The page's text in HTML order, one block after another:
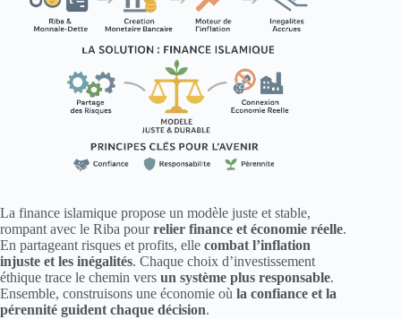
La finance islamique propose un modèle juste et stable,
rompant avec le Riba pourrelier finance et économie réelle.
En partageant risques et profits, elle combat l’inflation
injuste et les inégalités. Chaque choix d’investissement
éthique trace le chemin vers un système plus responsable.
Ensemble, construisons une économie où la confiance et la
pérennité guident chaque décision.